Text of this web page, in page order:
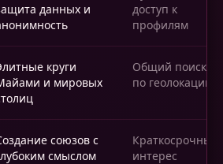
данных и
доступ к
профилям
круги
и мировых
Общий поиск
по геолокации
союзов с
смыслом
Краткосрочный
интерес